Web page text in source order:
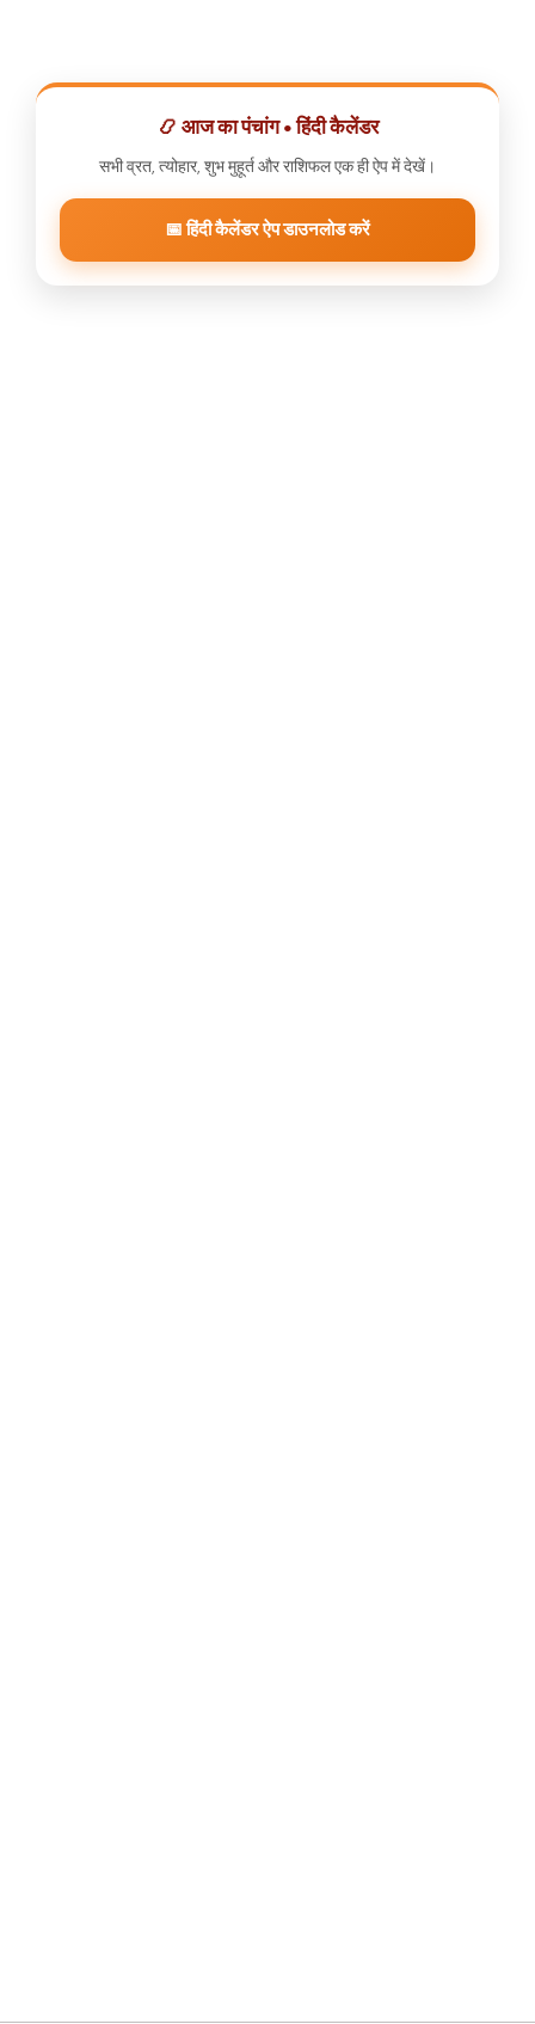
📿 आज का पंचांग • हिंदी कैलेंडर
सभी व्रत, त्योहार, शुभ मुहूर्त और राशिफल एक ही ऐप में देखें।
📅 हिंदी कैलेंडर ऐप डाउनलोड करें